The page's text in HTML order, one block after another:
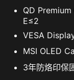
QD
E≤2
VESA
MSI OLED
3年防烙印保